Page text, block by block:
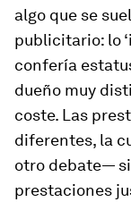
algo que se
publicitario: lo
confería
dueño muy
coste. Las
diferentes, la
otro debate—
prestaciones